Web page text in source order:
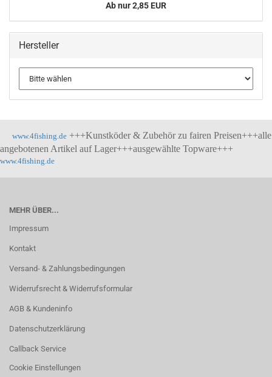
Ab nur 2,85 EUR
Hersteller
www.4fishing.de +++Kunstköder & Zubehör zu fairen Preisen+++alle
angebotenen Artikel auf Lager+++ausgewählte Topware+++
www.4fishing.de
MEHR ÜBER...
Impressum
Kontakt
Versand- & Zahlungsbedingungen
Widerrufsrecht & Widerrufsformular
AGB & Kundeninfo
Datenschutzerklärung
Callback Service
Cookie Einstellungen